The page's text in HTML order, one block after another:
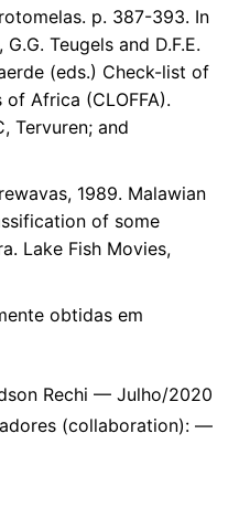
p. 387-393. In
Teugels and D.F.E.
(eds.) Check-list of
Africa (CLOFFA).
Tervuren; and
1989. Malawian
of some
Lake Fish Movies,
obtidas em
Rechi — Julho/2020
(collaboration): —